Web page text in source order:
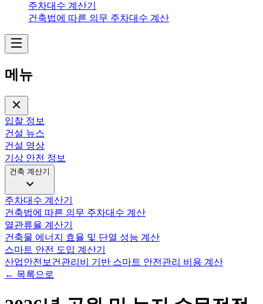
주차대수 계산기
건축법에 따른 의무 주차대수 계산
메뉴
입찰 정보
건설 뉴스
건설 영상
기상 안전 정보
건축 계산기
주차대수 계산기
건축법에 따른 의무 주차대수 계산
열관류율 계산기
건축물 에너지 효율 및 단열 성능 계산
스마트 안전 도입 계산기
산업안전보건관리비 기반 스마트 안전관리 비용 계산
← 목록으로